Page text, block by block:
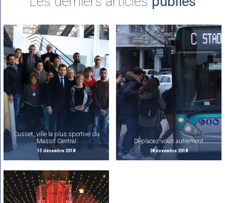
Cusset, ville la plus sportive du
Massif Central
15 décembre 2018
Déplacez-vous autrement
28 novembre 2018